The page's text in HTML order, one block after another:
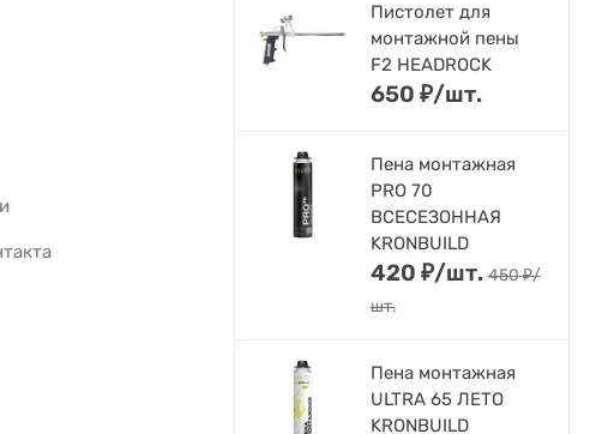
Пистолет для
монтажной пены
F2 HEADROCK
650 ₽/шт.
Пена монтажная
PRO 70
ВСЕСЕЗОННАЯ
KRONBUILD
420 ₽/шт. 450₽/
шт.
Пена монтажная
ULTRA 65 ЛЕТО
KRONBUILD